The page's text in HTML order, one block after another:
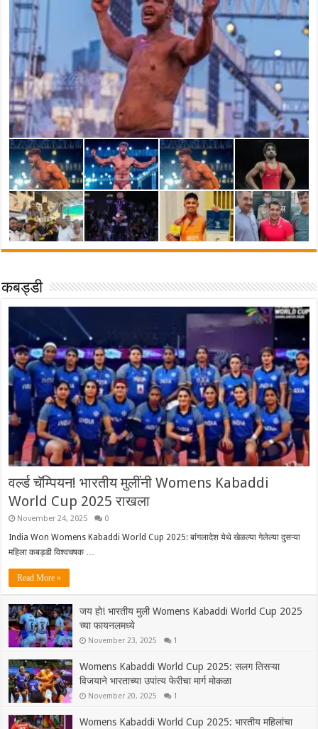
कबड्डी
वर्ल्ड चॅम्पियन! भारतीय मुलींनी Womens Kabaddi
World Cup 2025 राखला
November 24, 2025 0
India Won Womens Kabaddi World Cup 2025: बांगलादेश येथे खेळल्या गेलेल्या दुसऱ्या
महिला कबड्डी विश्वचषक …
Read More »
जय हो! भारतीय मुली Womens Kabaddi World Cup 2025
च्या फायनलमध्ये
November 23, 2025 1
Womens Kabaddi World Cup 2025: सलग तिसऱ्या
विजयाने भारताच्या उपांत्य फेरीचा मार्ग मोकळा
November 20, 2025 1
Womens Kabaddi World Cup 2025: भारतीय महिलांचा